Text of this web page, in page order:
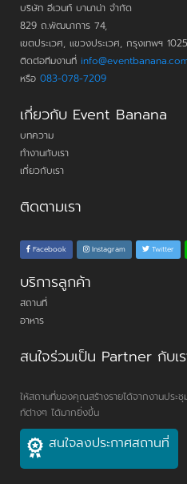
บริษัท อีเวนท์ บานาน่า จำกัด
829 ถ.พัฒนาการ 74,
เขตประเวศ, แขวงประเวศ, กรุงเทพฯ
ติดต่อทีมงานที่
หรือ 083-078-7209
เกี่ยวกับ Event Banana
บทความ
ทำงานกับเรา
เกี่ยวกับเรา
ติดตามเรา
Facebook Instagram Twitter
บริการลูกค้า
สถานที่
อาหาร
สนใจร่วมเป็น Partner กับเ
ให้สถานที่ของคุณสร้างรายได้จากงานประ
ท์ต่างๆ ได้มากยิ่งขึ้น
สนใจลงประกาศสถานที่